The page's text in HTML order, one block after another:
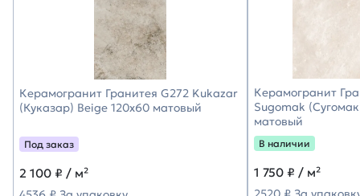
Керамогранит Гранитея G272 Kukazar
(Куказар) Beige 120х60 матовый
Под заказ
2 100 ₽ / м²
Керамогранит
Sugomak
матовый
В наличии
1 750 ₽ / м²